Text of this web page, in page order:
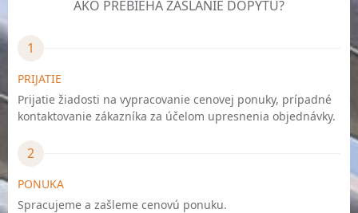
AKO PREBIEHA ZASLANIE DOPYTU?
1
PRIJATIE
Prijatie žiadosti na vypracovanie cenovej ponuky, prípadné
kontaktovanie zákazníka za účelom upresnenia objednávky.
2
PONUKA
Spracujeme a zašleme cenovú ponuku.